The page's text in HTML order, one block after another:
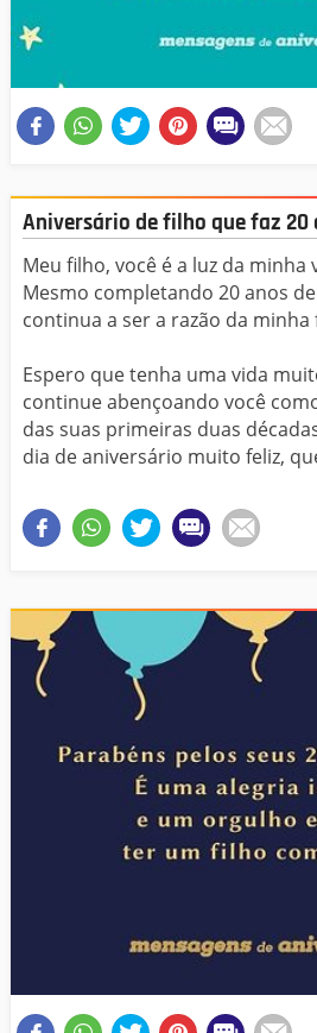
Aniversário de filho que faz 20
Meu filho, você é a luz da minha
Mesmo completando 20 anos
continua a ser a razão da minha
Espero que tenha uma vida
continue abençoando você
das suas primeiras duas
dia de aniversário muito feliz,